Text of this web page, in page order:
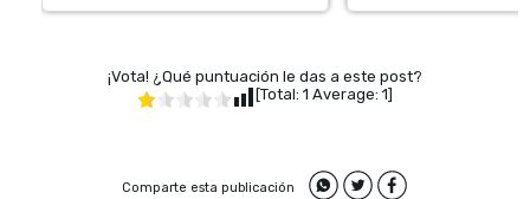
¡Vota! ¿Qué puntuación le das a este post?
[Total: 1 Average: 1]
Comparte esta publicación